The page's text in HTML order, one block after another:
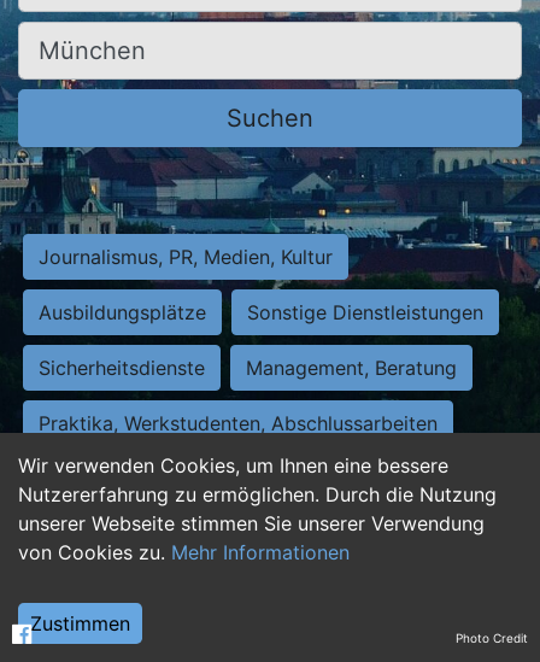
Wir verwenden Cookies, um Ihnen eine bessere
Nutzererfahrung zu ermöglichen. Durch die Nutzung
unserer Webseite stimmen Sie unserer Verwendung
von Cookies zu. Mehr Informationen
Zustimmen
Ort, Stadt
Suchen
Journalismus, PR, Medien, Kultur
Ausbildungsplätze Sonstige Dienstleistungen
Sicherheitsdienste Management, Beratung
Praktika, Werkstudenten, Abschlussarbeiten
Personalwesen Assistenz, Sekretariat
Hilfskräfte, Aushilfs- und Nebenjobs
Weiterbildung, Studium, duale Ausbildung Photo Credit